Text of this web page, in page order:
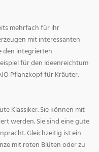
mehrfach für ihr
mit interessanten
den integrierten
für den Ideenreichtum
Pflanzkopf für Kräuter.
Klassiker. Sie können mit
werden. Sie sind eine gute
Gleichzeitig ist ein
mit roten Blüten oder zu